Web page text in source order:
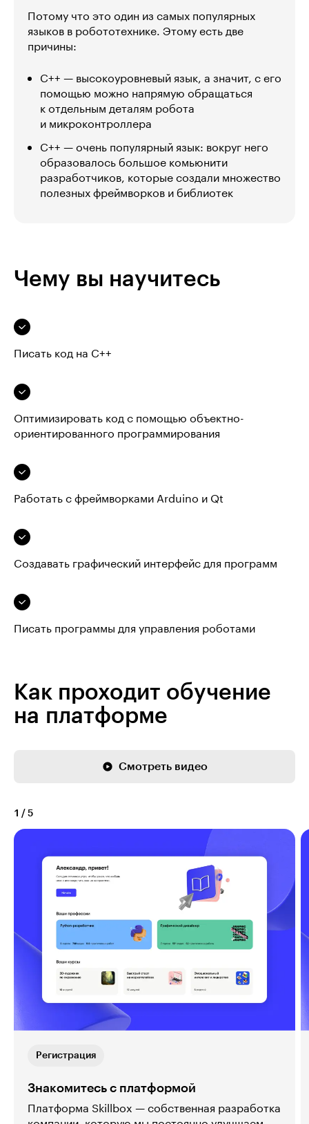
Потому что это один из самых популярных
языков в робототехнике. Этому есть две
причины:
C++ — высокоуровневый язык, а значит, с его
помощью можно напрямую обращаться
к отдельным деталям робота
и микроконтроллера
С++ — очень популярный язык: вокруг него
образовалось большое комьюнити
разработчиков, которые создали множество
полезных фреймворков и библиотек
Чему вы научитесь
Писать код на C++
Оптимизировать код с помощью объектно-
ориентированного программирования
Работать с фреймворками Arduino и Qt
Создавать графический интерфейс для программ
Писать программы для управления роботами
Как проходит обучение
на платформе
Смотреть видео
1 / 5
Регистрация
Знакомитесь с платформой
Платформа Skillbox — собственная разработка